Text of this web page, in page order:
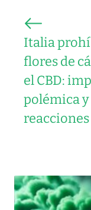
Italia
flores de
el CBD:
polémica y
reacciones